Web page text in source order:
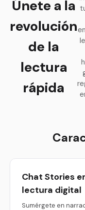
Únete a la
revolución
de la
lectura
rápida
Chat Stories
lectura digital
Sumérgete en